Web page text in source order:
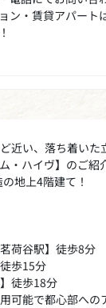
ン・賃貸アパート
近い、落ち着い
・ハイヴ】のご紹
地上4階建て！
荷谷駅】徒歩8分
歩15分
徒歩18分
可能で都心部への